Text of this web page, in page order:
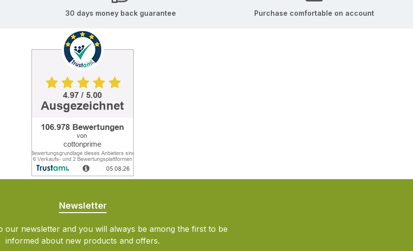
30 days money back guarantee Purchase comfortable on account
Newsletter
our newsletter and you will always be among the first to be
informed about new products and offers.